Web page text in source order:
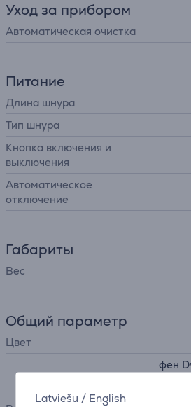
Latviešu / English
Уход за прибором
Автоматическая очистка
Питание
Длина шнура
Тип шнура
Кнопка включения и
выключения
Автоматическое
отключение
Габариты
Вес
Общий параметр
Цвет
фен